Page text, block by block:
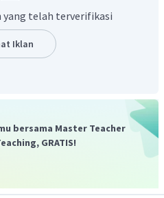
yang telah terverifikasi
Iklan
bersama Master Teacher
GRATIS!